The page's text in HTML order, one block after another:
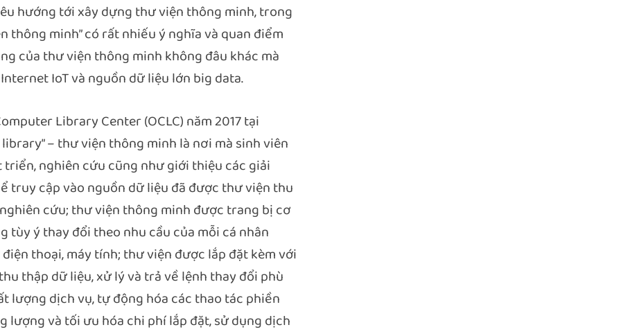
hướng tới xây dựng thư viện thông minh, trong
thông minh” có rất nhiếu ý nghĩa và quan điểm
của thư viện thông minh không đâu khác mà
IoT và nguồn dữ liệu lớn big data.
Library Center (OCLC) năm 2017 tại
– thư viện thông minh là nơi mà sinh viên
nghiên cứu cũng như giới thiệu các giải
truy cập vào nguồn dữ liệu đã được thư viện thu
cứu; thư viện thông minh được trang bị cơ
tùy ý thay đổi theo nhu cầu của mỗi cá nhân
thoại, máy tính; thư viện được lắp đặt kèm với
thập dữ liệu, xử lý và trả về lệnh thay đổi phù
lượng dịch vụ, tự động hóa các thao tác phiền
lượng và tối ưu hóa chi phí lắp đặt, sử dụng dịch